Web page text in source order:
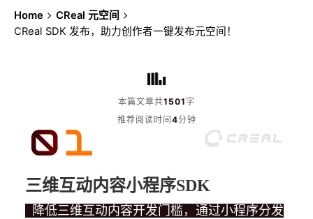
Home
CReal 元空间
CReal SDK 发布，助力创作者一键发布元空间！
本篇文章共1501字
推荐阅读时间4分钟
三维互动内容小程序SDK
降低三维互动内容开发门槛，通过小程序分发